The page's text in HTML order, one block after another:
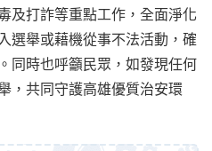
及打詐等重點工作，全面淨化
選舉或藉機從事不法活動，確
同時也呼籲民眾，如發現任何
，共同守護高雄優質治安環